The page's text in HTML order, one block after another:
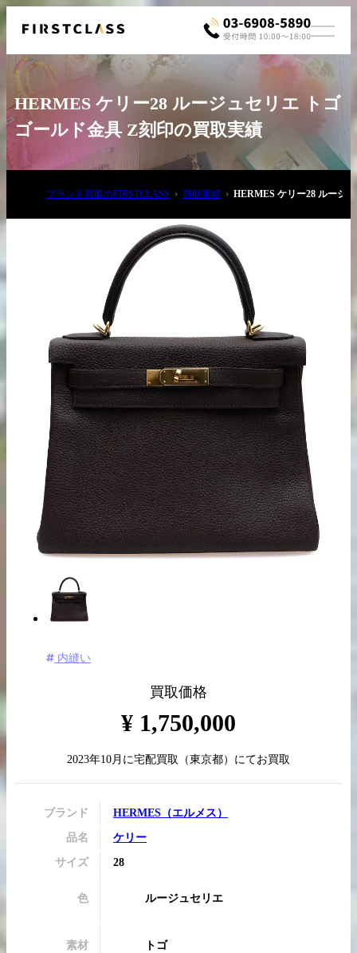
03-6908-5890
出張買取の
お申込み
宅配買取の
お申込み
LINE査定
HERMES ケリー28 ルージュセリエ トゴ
ゴールド金具 Z刻印の買取実績
ブランド買取のFIRSTCLASS 買取実績 HERMES ケリー28 ルージ
内縫い
買取価格
¥ 1,750,000
2023年10月 に宅配買取 （東京都）にてお買取
ブランド HERMES （エルメス ）
品名 ケリー
サイズ 28
色 ルージュセリエ
素材 トゴ